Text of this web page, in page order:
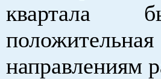
квартала
направлениям